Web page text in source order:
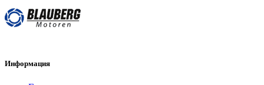
Информация